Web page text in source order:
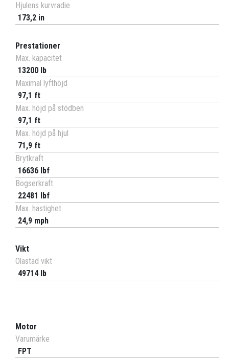
Hjulens kurvradie
173,2 in
Prestationer
Max. kapacitet
13200 lb
Maximal lyfthöjd
97,1 ft
Max. höjd på stödben
97,1 ft
Max. höjd på hjul
71,9 ft
Brytkraft
16636 lbf
Bogserkraft
22481 lbf
Max. hastighet
24,9 mph
Vikt
Olastad vikt
49714 lb
Motor
Varumärke
FPT